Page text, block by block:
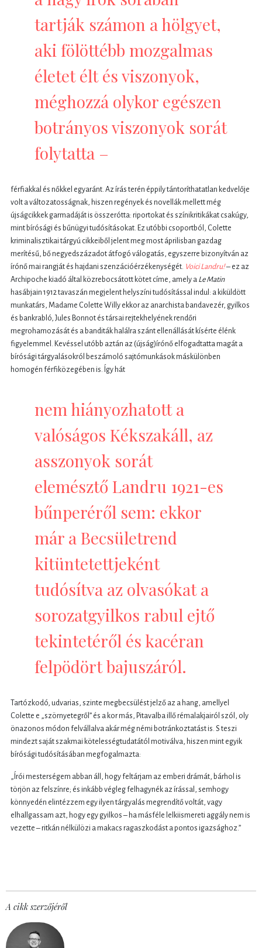
tartják számon a hölgyet,
aki fölöttébb mozgalmas
életet élt és viszonyok,
méghozzá olykor egészen
botrányos viszonyok sorát
folytatta –
férfiakkal és nőkkel egyaránt. Az írás terén éppily tántoríthatatlan kedvelője
volt a változatosságnak, hiszen regények és novellák mellett még
újságcikkek garmadáját is összerótta: riportokat és színikritikákat csakúgy,
mint bírósági és bűnügyi tudósításokat. Ez utóbbi csoportból, Colette
kriminalisztikai tárgyú cikkeiből jelent meg most áprilisban gazdag
merítésű, bő negyedszázadot átfogó válogatás, egyszerre bizonyítván az
írónő mai rangját és hajdani szenzációérzékenységét. Voici Landru!– ez az
Archipoche kiadó által közrebocsátott kötet címe, amely a Le Matin
hasábjain 1912 tavaszán megjelent helyszíni tudósítással indul: a kiküldött
munkatárs, Madame Colette Willy ekkor az anarchista bandavezér, gyilkos
és bankrabló, Jules Bonnot és társai rejtekhelyének rendőri
megrohamozását és a banditák halálra szánt ellenállását kísérte élénk
figyelemmel. Kevéssel utóbb aztán az (újság)írónő elfogadtatta magát a
bírósági tárgyalásokról beszámoló sajtómunkások máskülönben
homogén férfiközegében is. Így hát
nem hiányozhatott a
valóságos Kékszakáll, az
asszonyok sorát
elemésztő Landru 1921-es
bűnperéről sem: ekkor
már a Becsületrend
kitüntetettjeként
tudósítva az olvasókat a
sorozatgyilkos rabul ejtő
tekintetéről és kacéran
felpödört bajuszáról.
Tartózkodó, udvarias, szinte megbecsülést jelző az a hang, amellyel
Colette e „szörnyetegről” és a kor más, Pitavalba illő rémalakjairól szól, oly
önazonos módon felvállalva akár még némi botránkoztatást is. S teszi
mindezt saját szakmai kötelességtudatától motiválva, hiszen mint egyik
bírósági tudósításában megfogalmazta:
„Írói mesterségem abban áll, hogy feltárjam az emberi drámát, bárhol is
törjön az felszínre; és inkább végleg felhagynék az írással, semhogy
könnyedén elintézzem egy ilyen tárgyalás megrendítő voltát, vagy
elhallgassam azt, hogy egy gyilkos – ha másféle lelkiismereti aggály nem is
vezette – ritkán nélkülözi a makacs ragaszkodást a pontos igazsághoz.”
A cikk szerzőjéről